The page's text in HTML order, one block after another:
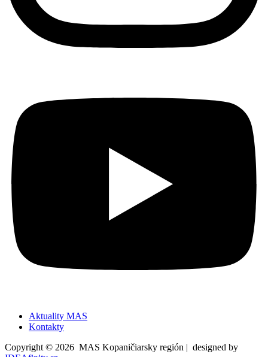
Aktuality MAS
Kontakty
Copyright © 2026 MAS Kopaničiarsky región | designed by